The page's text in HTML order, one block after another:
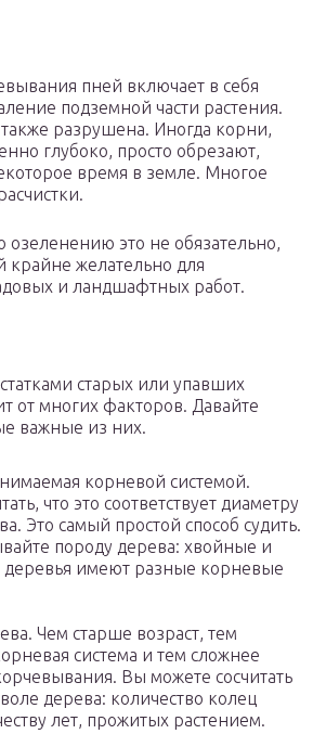
пней включает в себя
подземной части растения.
также разрушена. Иногда корни,
глубоко, просто обрезают,
время в земле. Многое
озеленению это не обязательно,
крайне желательно для
и ландшафтных работ.
старых или упавших
от многих факторов. Давайте
важные из них.
корневой системой.
что это соответствует диаметру
Это самый простой способ судить.
породу дерева: хвойные и
деревья имеют разные корневые
Чем старше возраст, тем
система и тем сложнее
Вы можете сосчитать
дерева: количество колец
лет, прожитых растением.